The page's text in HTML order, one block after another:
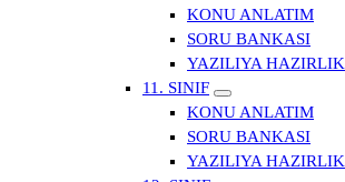
KONU ANLATIM
SORU BANKASI
YAZILIYA HAZIRLIK
11. SINIF
KONU ANLATIM
SORU BANKASI
YAZILIYA HAZIRLIK